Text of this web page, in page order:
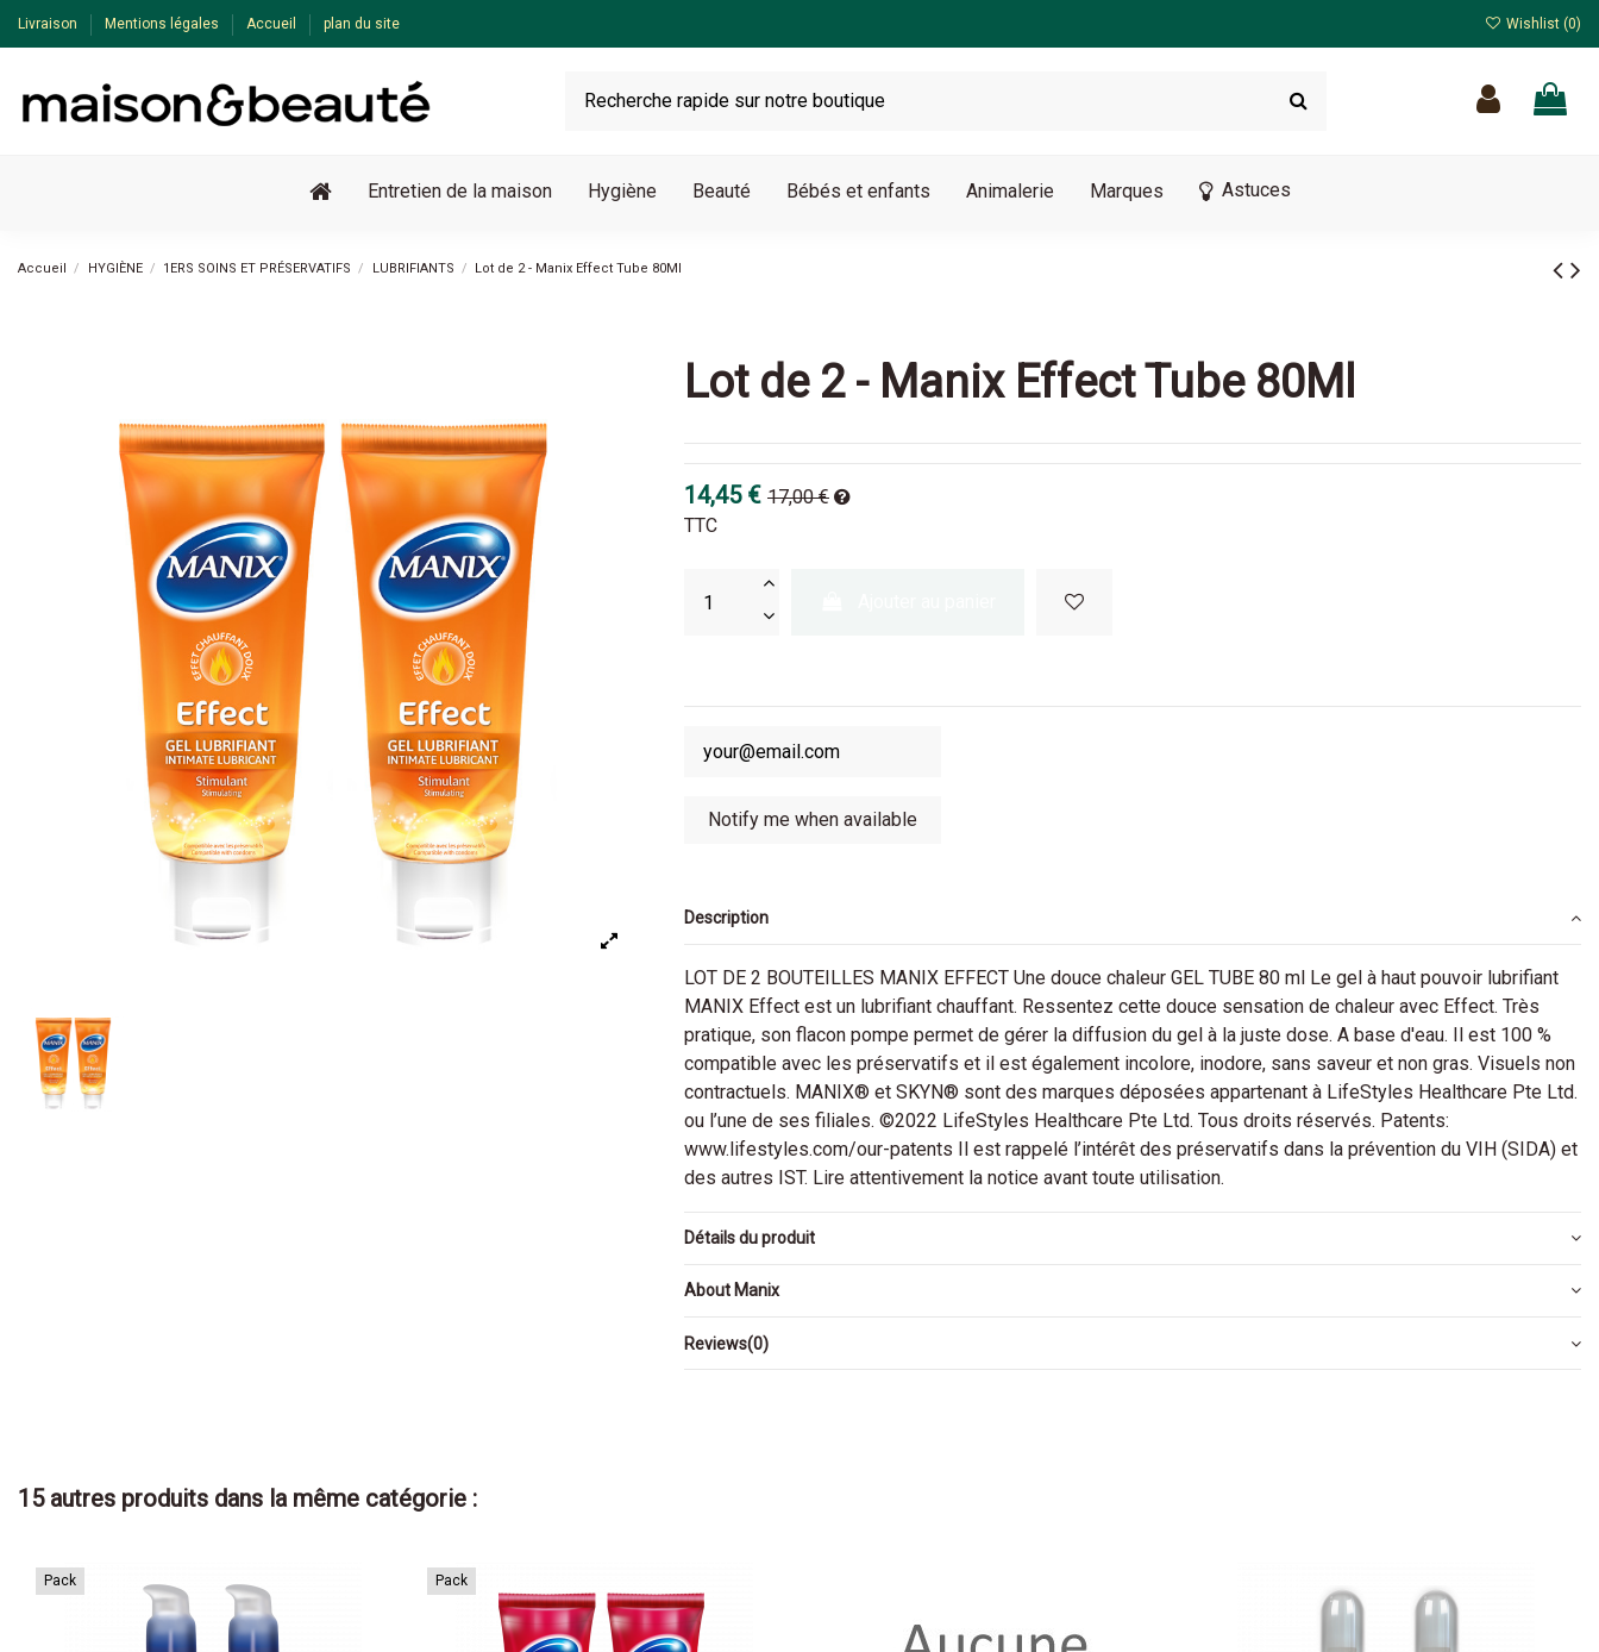
Livraison Mentions légales Accueil plan du site Wishlist (0)
Entretien de la maison Hygiène Beauté Bébés et enfants Animalerie Marques Astuces
Accueil HYGIÈNE 1ERS SOINS ET PRÉSERVATIFS LUBRIFIANTS Lot de 2 - Manix Effect Tube 80Ml
Lot de 2 - Manix Effect Tube 80Ml
14,45 € 17,00 €
TTC
Description
LOT DE 2 BOUTEILLES MANIX EFFECT Une douce chaleur GEL TUBE 80 ml Le gel à haut pouvoir lubrifiant
MANIX Effect est un lubrifiant chauffant. Ressentez cette douce sensation de chaleur avec Effect. Très
pratique, son flacon pompe permet de gérer la diffusion du gel à la juste dose. A base d'eau. Il est 100 %
compatible avec les préservatifs et il est également incolore, inodore, sans saveur et non gras. Visuels non
contractuels. MANIX® et SKYN® sont des marques déposées appartenant à LifeStyles Healthcare Pte Ltd.
ou l’une de ses filiales. ©2022 LifeStyles Healthcare Pte Ltd. Tous droits réservés. Patents:
www.lifestyles.com/our-patents Il est rappelé l’intérêt des préservatifs dans la prévention du VIH (SIDA) et
des autres IST. Lire attentivement la notice avant toute utilisation.
Détails du produit
About Manix
Reviews(0)
15 autres produits dans la même catégorie :
Pack Pack